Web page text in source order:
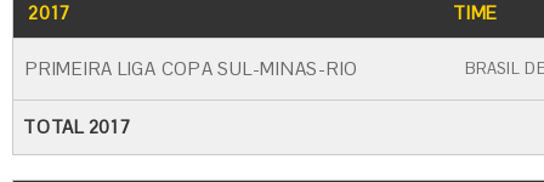
2017 TIME
PRIMEIRA LIGA COPA SUL-MINAS-RIO BRASIL
TOTAL 2017